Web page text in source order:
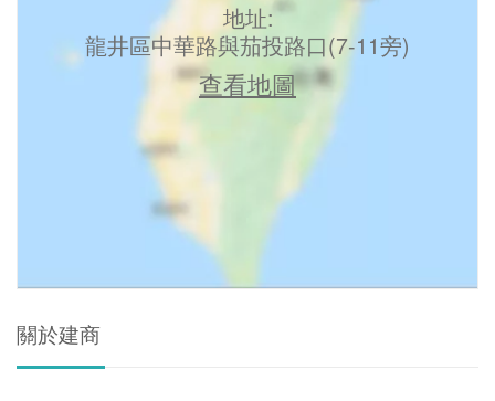
地址:
龍井區中華路與茄投路口(7-11旁)
查看地圖
關於建商